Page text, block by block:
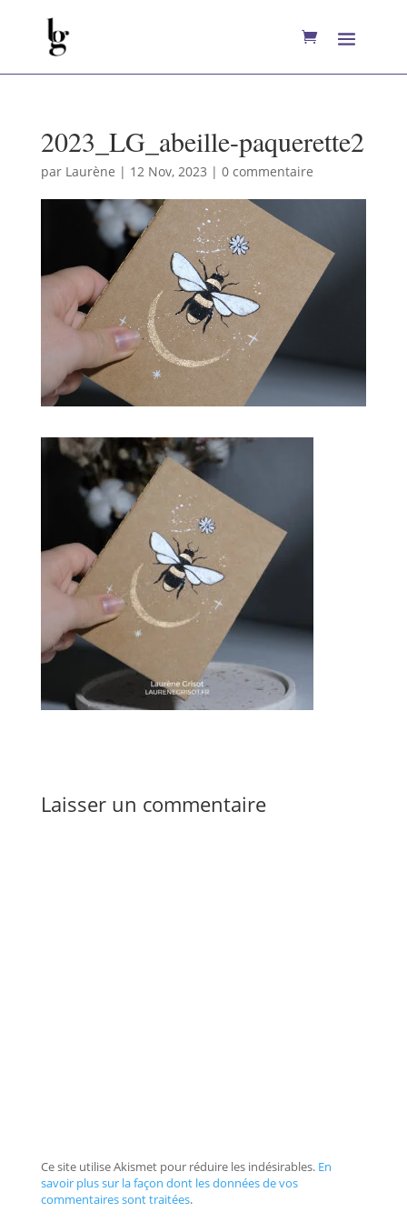
2023_LG_abeille-paquerette2
par Laurène | 12 Nov, 2023 | 0 commentaire
Laisser un commentaire
Ce site utilise Akismet pour réduire les indésirables. En
savoir plus sur la façon dont les données de vos
commentaires sont traitées.